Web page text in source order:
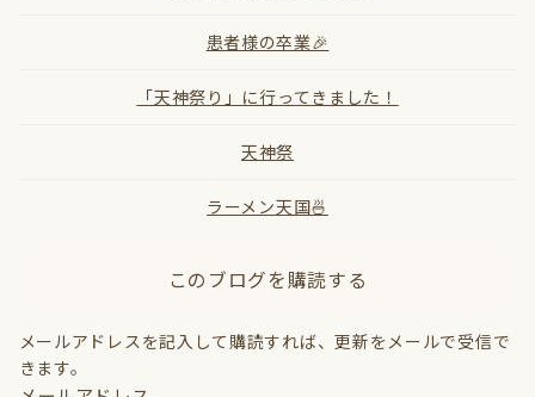
患者様の卒業🎉
「天神祭り」に行ってきました！
天神祭
ラーメン天国🍜
このブログを購読する
メールアドレスを記入して購読すれば、更新をメールで受信で
きます。